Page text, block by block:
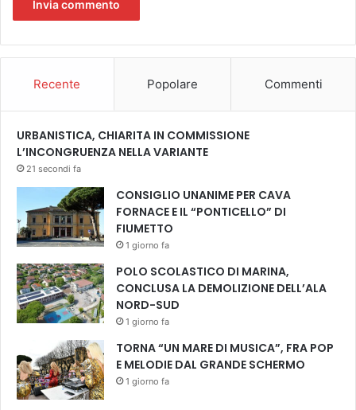
Recente Popolare Commenti
URBANISTICA, CHIARITA IN COMMISSIONE
L’INCONGRUENZA NELLA VARIANTE
21 secondi fa
CONSIGLIO UNANIME PER CAVA
FORNACE E IL “PONTICELLO” DI
FIUMETTO
1 giorno fa
POLO SCOLASTICO DI MARINA,
CONCLUSA LA DEMOLIZIONE DELL’ALA
NORD-SUD
1 giorno fa
TORNA “UN MARE DI MUSICA”, FRA POP
E MELODIE DAL GRANDE SCHERMO
1 giorno fa